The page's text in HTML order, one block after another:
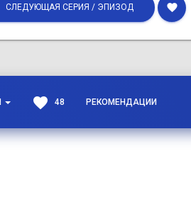
СЛЕДУЮЩАЯ СЕРИЯ / ЭПИЗОД favorite
favorite 48 РЕКОМЕНДАЦИИ